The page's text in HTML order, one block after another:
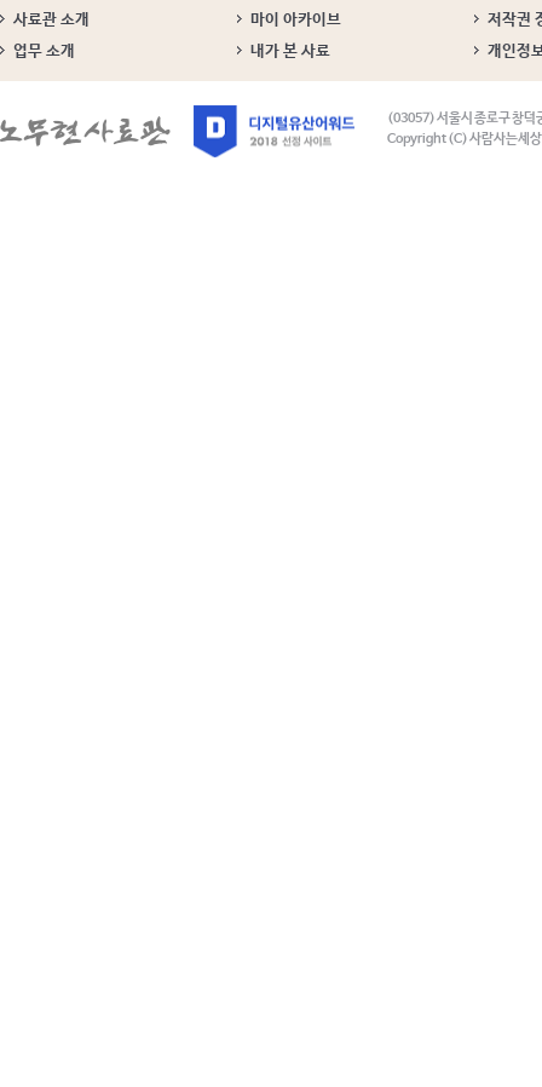
사료관 소개 마이 아카이브
저작권
업무 소개
내가 본 사료 개인정
(03057) 서울시 종로구 창덕
Copyright (C) 사람사는세